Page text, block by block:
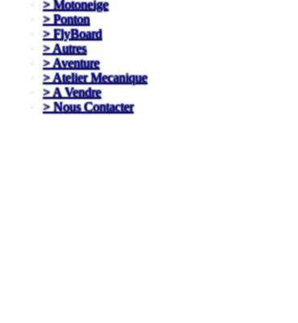
> Motoneige
> Ponton
> FlyBoard
>Autres
>Aventure
>Atelier Mecanique
>A Vendre
> Nous Contacter